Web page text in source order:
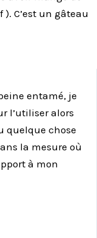
C’est un gâteau
entamé, je
l’utiliser alors
quelque chose
la mesure où
à mon